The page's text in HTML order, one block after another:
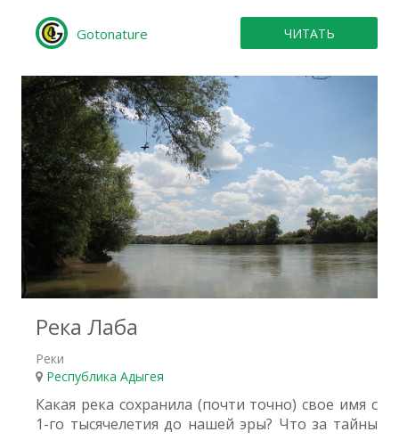
Gotonature ЧИТАТЬ
1
Река Лаба
Реки
Республика Адыгея
Какая река сохранила (почти точно) свое имя с
1-го тысячелетия до нашей эры? Что за тайны